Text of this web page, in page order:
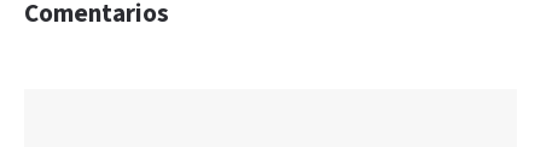
Comentarios